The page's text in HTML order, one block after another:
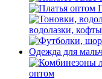
водолазки,
Одежда для
оптом